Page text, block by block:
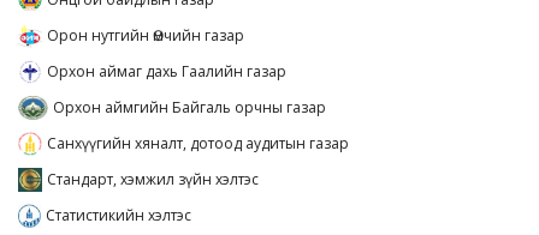
Орон нутгийн Өмчийн газар
Орхон аймаг дахь Гаалийн газар
Орхон аймгийн Байгаль орчны газар
Санхүүгийн хяналт, дотоод аудитын газар
Стандарт, хэмжил зүйн хэлтэс
Статистикийн хэлтэс